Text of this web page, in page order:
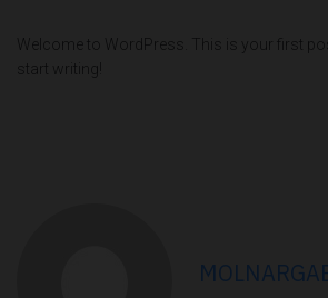
Welcome to WordPress. This is your first
start writing!